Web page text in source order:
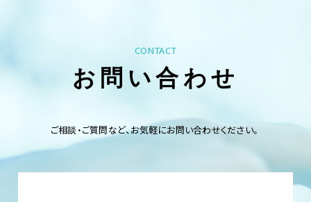
CONTACT
お問い合わせ
ご相談・ご質問など、お気軽にお問い合わせください。